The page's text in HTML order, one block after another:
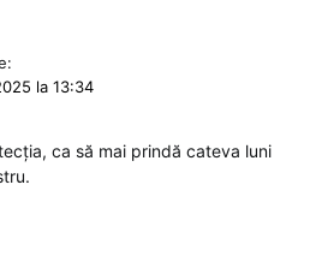
la 13:34
ca să mai prindă cateva luni